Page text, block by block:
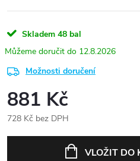
Skladem 48 bal
12.8.2026
Možnosti doručení
881 Kč
728 Kč bez DPH
VLOŽIT DO